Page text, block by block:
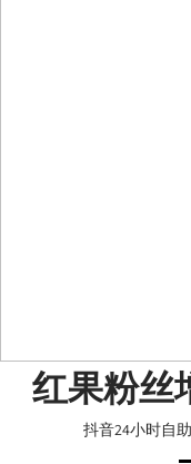
红果粉丝
抖音24小时自